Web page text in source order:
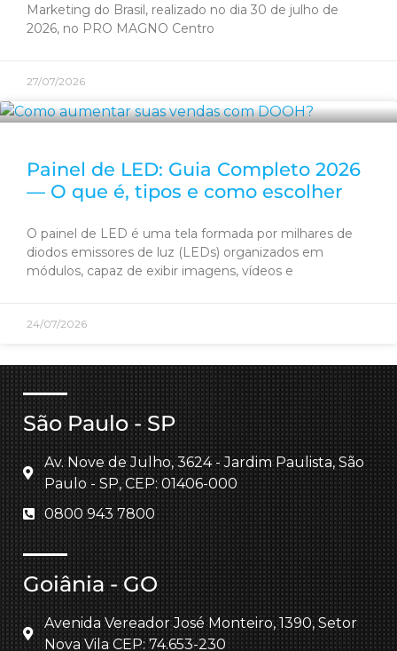
Marketing do Brasil, realizado no dia 30 de julho de
2026, no PRO MAGNO Centro
27/07/2026
Painel de LED: Guia Completo 2026
— O que é, tipos e como escolher
O painel de LED é uma tela formada por milhares de
diodos emissores de luz (LEDs) organizados em
módulos, capaz de exibir imagens, vídeos e
24/07/2026
São Paulo - SP
Av. Nove de Julho, 3624 - Jardim Paulista, São
Paulo - SP, CEP: 01406-000
0800 943 7800
Goiânia - GO
Avenida Vereador José Monteiro, 1390, Setor
Nova Vila CEP: 74.653-230